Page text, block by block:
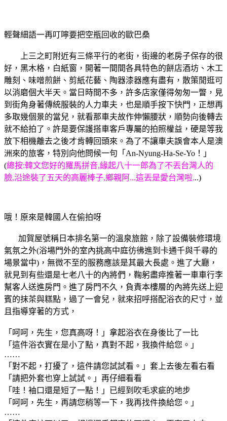
輕聲細語一再叮嚀要把空瓶回收的歐巴桑
上三之町附近有三條平行的老街，街邊的老房子保存的很
好，黑木格，白紙窗，開著一間間各具特色的餅店酒坊、木工
雕刻、味噌煎餅、剪紙花藝、陶器漆器應有盡有，散策閒逛可
以消磨個大半天。當日時間不多，許多店家僅得匆匆一瞥，見
到街角身著傳統服裝的人力車夫，也是順手按下快門，正想再
多取幾個景的當兒，就看那車夫故作伸懶腰狀，順勢向後轉去
就不給拍了。許是要保護搭車客戶專屬的拍照權益，硬是等我
放下相機離去之後才肯轉回頭來。為了不讓車夫誤會本人是澳
洲來的旅客，特別向他問候一句「An-Nyung-Ha-Se-Yo！」
(總按:韓文您好的羅馬拼音,緣起八十一郎為了不丟台灣人的
臉,沿途裝了五天的高麗棒子,鄉親阿...這丟是愛台灣啦...)
哦！原來是韓國人在偷拍呀
加賀屋號稱日本排名第一的溫泉旅館，除了設備裝修環境
氣氛之外(浴場門外的室內挑高中庭彷彿進到卡通千與千尋的
場景當中)，無微不至的服務應該是其最大長處。進了大廳，
就見到有些還是七老八十的內將們，鞠躬盡瘁推著一車車行李
幫客人送進房門。進了房門不久，負責本樓層的內將先送上迎
賓的抹茶與糕點，過了一會兒，就來招呼搭配浴衣的尺寸，並
且指導穿著的方式，
「呵呵，先生，您真高呀！」拿起浴衣在身後比了一比
「這件浴衣實在是小了點，真對不起，我換件給您。」
……
「對不起，打擾了，這件請您試試看。」套上去後左看右看
「請把外套也穿上試試。」再仔細看看
「哇！袖口還是短了一點！」已經到吹毛求疵的地步
「呵呵，先生，再請您稍等一下，我再找件換給您。」
……